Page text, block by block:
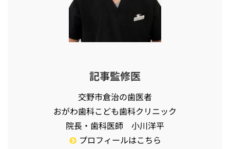
記事監修医
交野市倉治の歯医者
おがわ歯科こども歯科クリニック
院長・歯科医師 小川洋平
プロフィールはこちら